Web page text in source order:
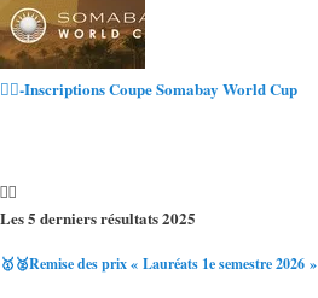
🏌️‍♂️-Inscriptions Coupe Somabay World Cup
Les 5 derniers résultats 2025
🥇🥈Remise des prix « Lauréats 1e semestre 2026 »